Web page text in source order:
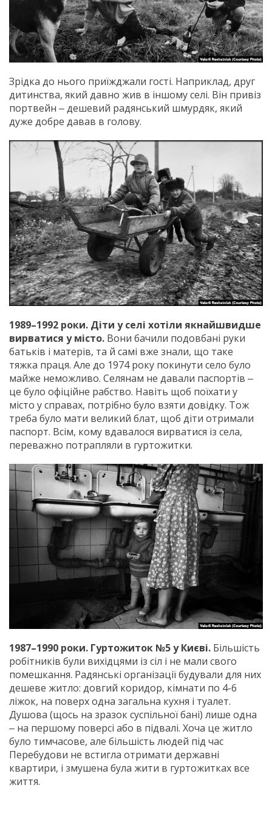
Зрідка до нього приїжджали гості. Наприклад, друг
дитинства, який давно жив в іншому селі. Він привіз
портвейн ‒ дешевий радянський шмурдяк, який
дуже добре давав в голову.
1989–1992 роки. Діти у селі хотіли якнайшвидше
вирватися у місто. Вони бачили подовбані руки
батьків і матерів, та й самі вже знали, що таке
тяжка праця. Але до 1974 року покинути село було
майже неможливо. Селянам не давали паспортів ‒
це було офіційне рабство. Навіть щоб поїхати у
місто у справах, потрібно було взяти довідку. Тож
треба було мати великий блат, щоб діти отримали
паспорт. Всім, кому вдавалося вирватися із села,
переважно потрапляли в гуртожитки.
1987–1990 роки. Гуртожиток №5 у Києві. Більшість
робітників були вихідцями із сіл і не мали свого
помешкання. Радянські організації будували для них
дешеве житло: довгий коридор, кімнати по 4-6
ліжок, на поверх одна загальна кухня і туалет.
Душова (щось на зразок суспільної бані) лише одна
‒ на першому поверсі або в підвалі. Хоча це житло
було тимчасове, але більшість людей під час
Перебудови не встигла отримати державні
квартири, і змушена була жити в гуртожитках все
життя.